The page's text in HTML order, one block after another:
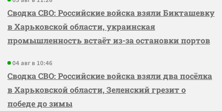
Сводка СВО: Российские войска взяли Бикташевку
в Харьковской области, украинская
промышленность встаёт из-за остановки портов
04 авг в 10:46
Сводка СВО: Российские войска взяли два посёлка
в Харьковской области, Зеленский грезит о
победе до зимы